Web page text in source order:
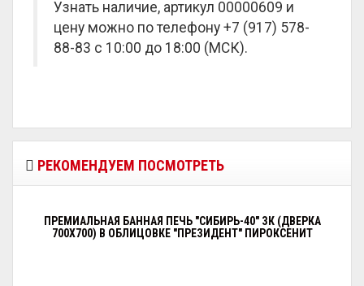
Узнать наличие, артикул 00000609 и
цену можно по телефону +7 (917) 578-
88-83 с 10:00 до 18:00 (МСК).
РЕКОМЕНДУЕМ ПОСМОТРЕТЬ
ПРЕМИАЛЬНАЯ БАННАЯ ПЕЧЬ "СИБИРЬ-40" ЗК (ДВЕРКА
700Х700) В ОБЛИЦОВКЕ "ПРЕЗИДЕНТ" ПИРОКСЕНИТ